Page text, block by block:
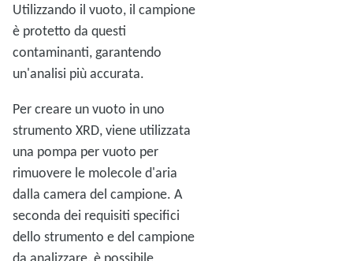
Utilizzando il vuoto, il campione
è protetto da questi
contaminanti, garantendo
un'analisi più accurata.
Per creare un vuoto in uno
strumento XRD, viene utilizzata
una pompa per vuoto per
rimuovere le molecole d'aria
dalla camera del campione. A
seconda dei requisiti specifici
dello strumento e del campione